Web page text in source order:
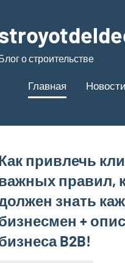
о строительстве
Главная Новости
привлечь
правил,
знать
+
B2B!